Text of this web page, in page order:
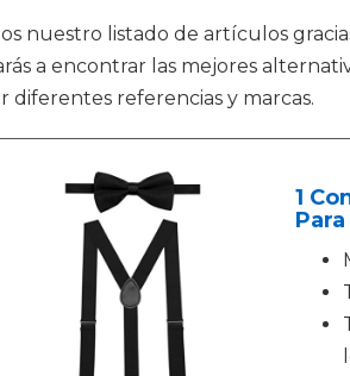
nuestro listado de artículos
a encontrar las mejores
diferentes referencias y marcas.
1